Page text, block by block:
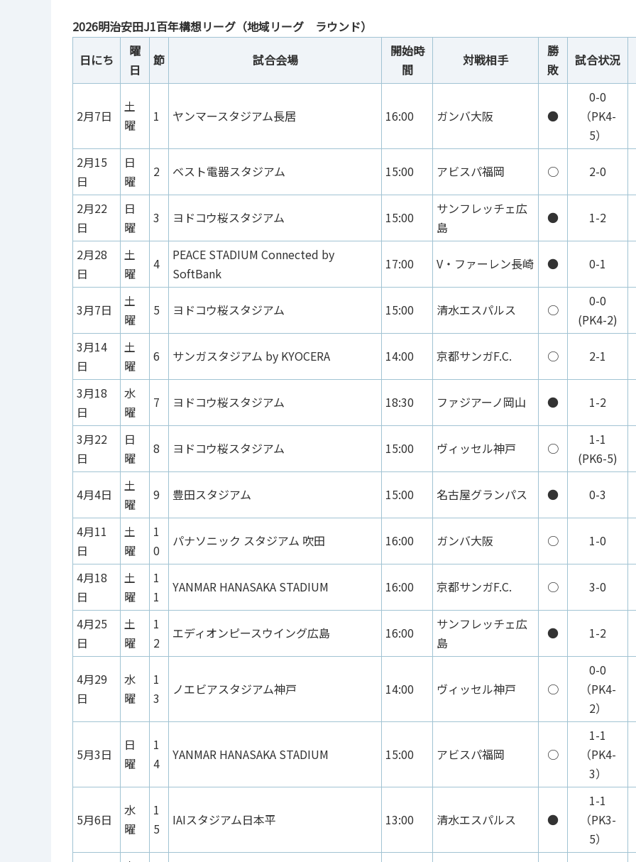
2026明治安田J1百年構想リーグ（地域リーグ ラウンド）
日にち
曜
日
節 試合会場
開始時
間
対戦相手
勝
敗
試合状況
2月7日
土
曜
1 ヤンマースタジアム長居 16:00 ガンバ大阪 ●
0-0
（PK4-
5）
2月15
日
日
曜
2 ベスト電器スタジアム 15:00 アビスパ福岡 ○ 2-0
2月22
日
日
曜
3 ヨドコウ桜スタジアム 15:00
サンフレッチェ広
島
● 1-2
2月28
日
土
曜
4
PEACE STADIUM Connected by
SoftBank
17:00 V・ファーレン長崎 ● 0-1
3月7日
土
曜
5 ヨドコウ桜スタジアム 15:00 清水エスパルス ○
0-0
(PK4-2)
3月14
日
土
曜
6 サンガスタジアム by KYOCERA 14:00 京都サンガF.C. ○ 2-1
3月18
日
水
曜
7 ヨドコウ桜スタジアム 18:30 ファジアーノ岡山 ● 1-2
3月22
日
日
曜
8 ヨドコウ桜スタジアム 15:00 ヴィッセル神戸 ○
1-1
(PK6-5)
4月4日
土
曜
9 豊田スタジアム 15:00 名古屋グランパス ● 0-3
4月11
日
土
曜
1
0
パナソニック スタジアム 吹田 16:00 ガンバ大阪 ○ 1-0
4月18
日
土
曜
1
1
YANMAR HANASAKA STADIUM 16:00 京都サンガF.C. ○ 3-0
4月25
日
土
曜
1
2
エディオンピースウイング広島 16:00
サンフレッチェ広
島
● 1-2
4月29
日
水
曜
1
3
ノエビアスタジアム神戸 14:00 ヴィッセル神戸 ○
0-0
（PK4-
2）
5月3日
日
曜
1
4
YANMAR HANASAKA STADIUM 15:00 アビスパ福岡 ○
1-1
（PK4-
3）
5月6日
水
曜
1
5
IAIスタジアム日本平 13:00 清水エスパルス ●
1-1
（PK3-
5）